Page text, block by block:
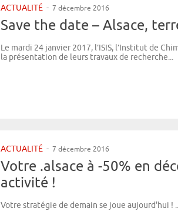
ACTUALITÉ - 7 décembre 2016
Save the date – Alsace,
Le mardi 24 janvier 2017, l’ISIS, l’Institut de
la présentation de leurs travaux de recherche...
ACTUALITÉ - 7 décembre 2016
Votre .alsace à -50% en
activité !
Votre stratégie de demain se joue aujourd'hui ! ...